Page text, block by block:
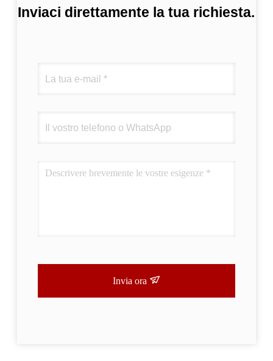
Inviaci direttamente la tua richiesta.
Invia ora